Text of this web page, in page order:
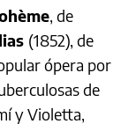
, de
(1852), de
ópera por
de
y Violetta,